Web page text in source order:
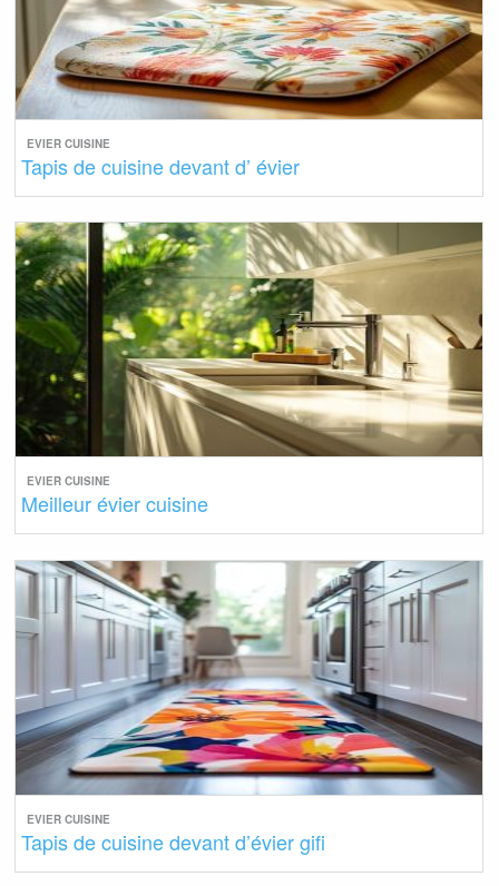
EVIER CUISINE
Tapis de cuisine devant d’ évier
EVIER CUISINE
Meilleur évier cuisine
EVIER CUISINE
Tapis de cuisine devant d’évier gifi